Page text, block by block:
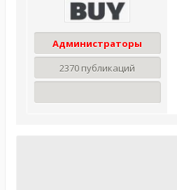
Администраторы
2370 публикаций